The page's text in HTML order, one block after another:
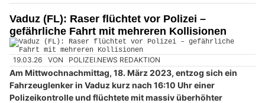
Vaduz (FL): Raser flüchtet vor Polizei –
gefährliche Fahrt mit mehreren Kollisionen
19.03.26 VON POLIZEI.NEWS REDAKTION
Am Mittwochnachmittag, 18. März 2023, entzog sich ein
Fahrzeuglenker in Vaduz kurz nach 16:10 Uhr einer
Polizeikontrolle und flüchtete mit massiv überhöhter